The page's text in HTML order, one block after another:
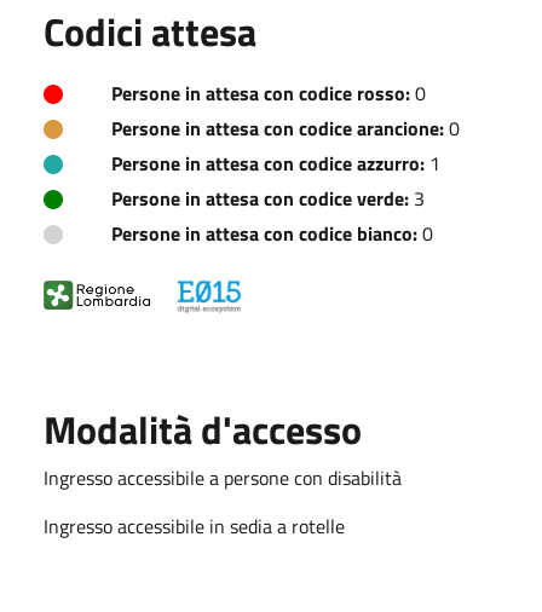
Codici attesa
Persone in attesa con codice rosso:0
Persone in attesa con codice arancione:0
Persone in attesa con codice azzurro: 1
Persone in attesa con codice verde: 3
Persone in attesa con codice bianco:0
Modalità d'accesso
Ingresso accessibile a persone con disabilità
Ingresso accessibile in sedia a rotelle